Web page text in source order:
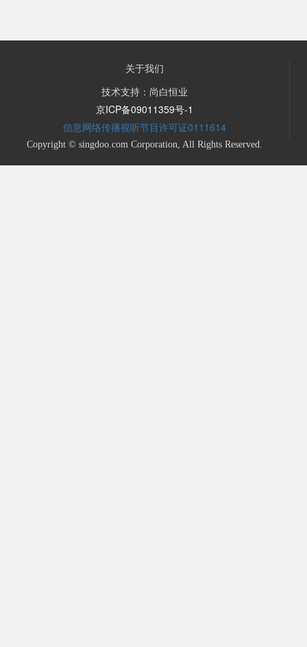
关于我们
技术支持：尚白恒业
京ICP备09011359号-1
信息网络传播视听节目许可证0111614
Copyright © singdoo.com Corporation, All Rights Reserved.